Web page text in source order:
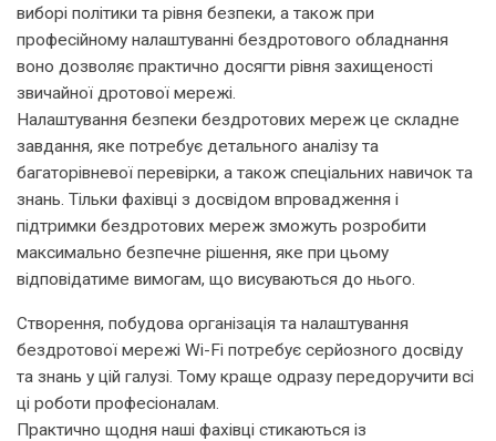
виборі політики та рівня безпеки, а також при
професійному налаштуванні бездротового обладнання
воно дозволяє практично досягти рівня захищеності
звичайної дротової мережі.
Налаштування безпеки бездротових мереж це складне
завдання, яке потребує детального аналізу та
багаторівневої перевірки, а також спеціальних навичок та
знань. Тільки фахівці з досвідом впровадження і
підтримки бездротових мереж зможуть розробити
максимально безпечне рішення, яке при цьому
відповідатиме вимогам, що висуваються до нього.
Створення, побудова організація та налаштування
бездротової мережі Wi-Fi потребує серйозного досвіду
та знань у цій галузі. Тому краще одразу передоручити всі
ці роботи професіоналам.
Практично щодня наші фахівці стикаються із